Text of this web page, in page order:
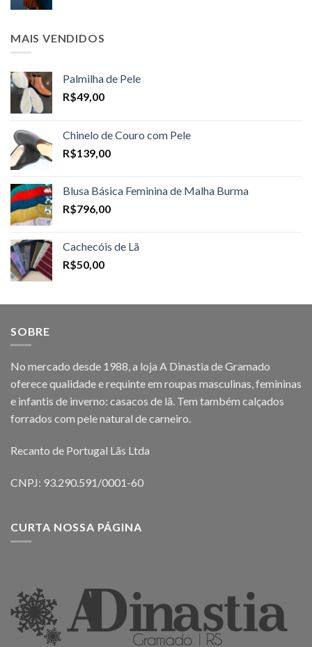
MAIS VENDIDOS
Palmilha de Pele
R$49,00
Chinelo de Couro com Pele
R$139,00
Blusa Básica Feminina de Malha Burma
R$796,00
Cachecóis de Lã
R$50,00
SOBRE
No mercado desde 1988, a loja A Dinastia de Gramado
oferece qualidade e requinte em roupas masculinas, femininas
e infantis de inverno: casacos de lã. Tem também calçados
forrados com pele natural de carneiro.
Recanto de Portugal Lãs Ltda
CNPJ: 93.290.591/0001-60
CURTA NOSSA PÁGINA